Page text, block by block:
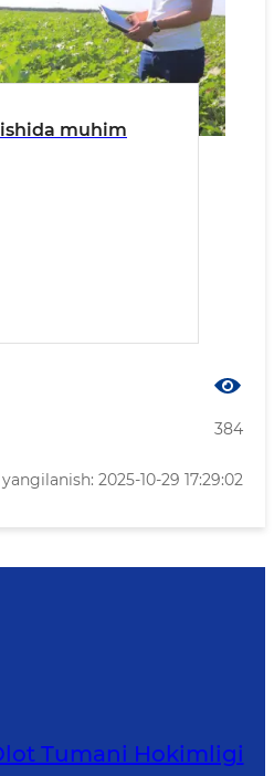
muhim
384
2025-10-29 17:29:02
Tumani Hokimligi